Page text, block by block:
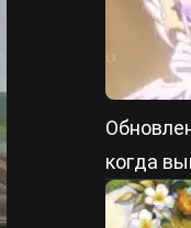
когда
контент